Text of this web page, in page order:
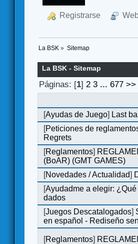
Registrarse
La BSK » Sitemap
La BSK - Sitemap
Páginas: [1]2 3 ...677 >>
[Ayudas de Juego] Last
[Peticiones de
Regrets
[Reglamentos]
(BoAR) (GMT GAMES)
[Novedades / Actualidad]
[Ayudadme a elegir:
dados
[Juegos Descatalogados]
en español - Rediseño
[Reglamentos]